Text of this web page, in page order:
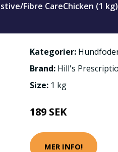
Fibre CareChicken (1 kg)
Kategorier:
Brand: Hill's
Size: 1 kg
189 SEK
MER INFO!